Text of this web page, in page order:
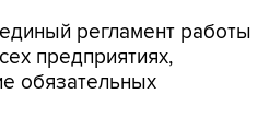
регламент работы
предприятиях,
обязательных